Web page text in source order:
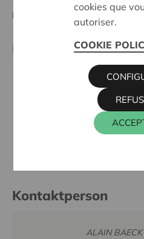
Entscheidung: Approved
Partner
CAR T VLOT, KALLOBAAN
KRUIBEKE-ZWIJNDRECHT
03 775 64 84
www.cartvlot.be
Kontaktperson
ALAIN BAECK
cookies que
autoriser.
COOKIE